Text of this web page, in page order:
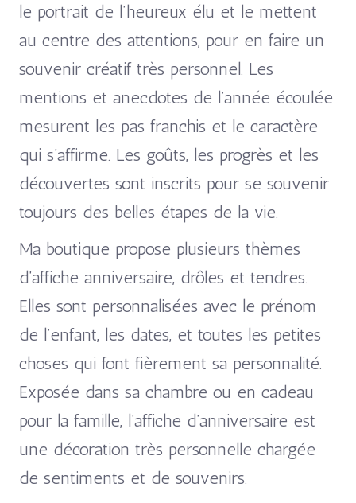
le portrait de l’heureux élu et le mettent
au centre des attentions, pour en faire un
souvenir créatif très personnel. Les
mentions et anecdotes de l’année écoulée
mesurent les pas franchis et le caractère
qui s’affirme. Les goûts, les progrès et les
découvertes sont inscrits pour se souvenir
toujours des belles étapes de la vie.
Ma boutique propose plusieurs thèmes
d’affiche anniversaire, drôles et tendres.
Elles sont personnalisées avec le prénom
de l’enfant, les dates, et toutes les petites
choses qui font fièrement sa personnalité.
Exposée dans sa chambre ou en cadeau
pour la famille, l’affiche d’anniversaire est
une décoration très personnelle chargée
de sentiments et de souvenirs.